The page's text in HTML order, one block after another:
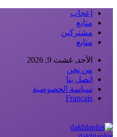
إعجاب
متابع
مشتركين
متابع
الأحد, غشت 9, 2026
من نحن
اتصل بنا
سياسة الخصوصية
Français